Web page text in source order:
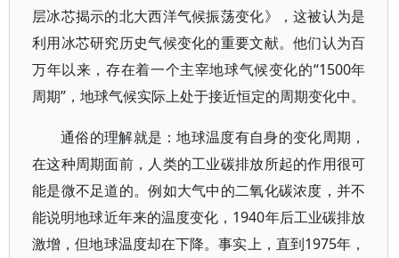
层冰芯揭示的北大西洋气候振荡变化》，这被认为是
利用冰芯研究历史气候变化的重要文献。他们认为百
万年以来，存在着一个主宰地球气候变化的“1500年
周期”，地球气候实际上处于接近恒定的周期变化中。
通俗的理解就是：地球温度有自身的变化周期，
在这种周期面前，人类的工业碳排放所起的作用很可
能是微不足道的。例如大气中的二氧化碳浓度，并不
能说明地球近年来的温度变化，1940年后工业碳排放
激增，但地球温度却在下降。事实上，直到1975年，